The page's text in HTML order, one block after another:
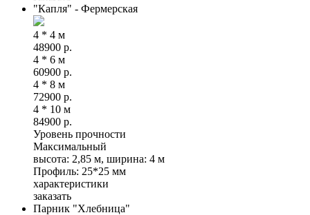
"Капля" - Фермерская
4 * 4 м
48900 р.
4 * 6 м
60900 р.
4 * 8 м
72900 р.
4 * 10 м
84900 р.
Уровень прочности
Максимальный
высота: 2,85 м, ширина: 4 м
Профиль: 25*25 мм
характеристики
заказать
Парник "Хлебница"